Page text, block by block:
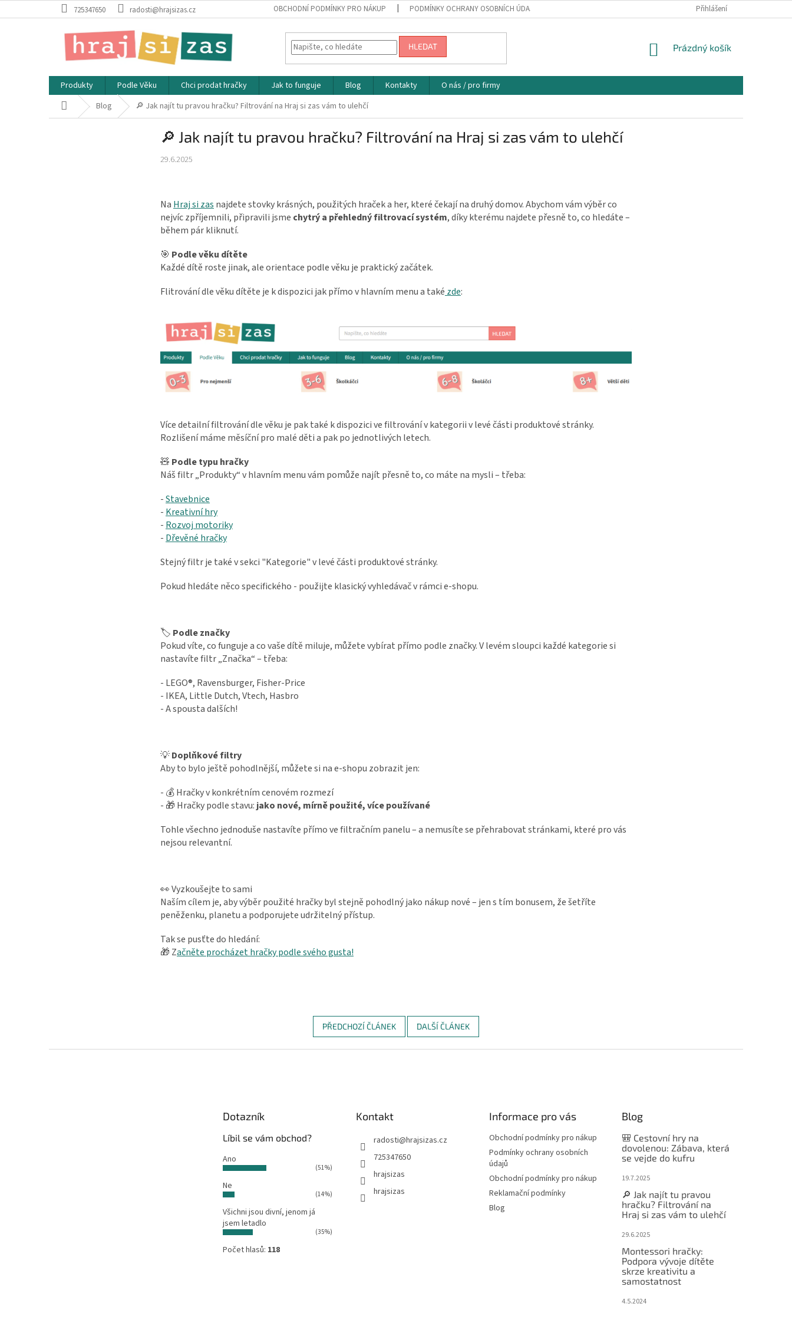
na
725347650 radosti@hrajsizas.cz OBCHODNÍ PODMÍNKY PRO NÁKUP PODMÍNKY OCHRANY OSOBNÍCH ÚDAJŮ REKLAMAČNÍ PODMÍNKY
Přihlášení
HLEDAT
NÁKUPNÍ
Prázdný košík
Produkty Podle Věku Chci prodat hračky Jak to funguje Blog Kontakty
O nás / pro firmy
Domů Blog 🔎 Jak najít tu pravou hračku? Filtrování na Hraj si zas vám to ulehčí
🔎 Jak najít tu pravou hračku? Filtrování na Hraj si zas vám to ulehčí
29.6.2025
Na Hraj si zas najdete stovky krásných, použitých hraček a her, které čekají na druhý domov. Abychom vám výběr co
nejvíc zpříjemnili, připravili jsme chytrý a přehledný filtrovací systém, díky kterému najdete přesně to, co hledáte –
během pár kliknutí.
🎯 Podle věku dítěte
Každé dítě roste jinak, ale orientace podle věku je praktický začátek.
Flitrování dle věku dítěte je k dispozici jak přímo v hlavním menu a také zde:
Více detailní filtrování dle věku je pak také k dispozici ve filtrování v kategorii v levé části produktové stránky.
Rozlišení máme měsíční pro malé děti a pak po jednotlivých letech.
🧸 Podle typu hračky
Náš filtr „Produkty“ v hlavním menu vám pomůže najít přesně to, co máte na mysli – třeba:
-Stavebnice
-Kreativní hry
-Rozvoj motoriky
-Dřevěné hračky
Stejný filtr je také v sekci "Kategorie" v levé části produktové stránky.
Pokud hledáte něco specifického - použijte klasický vyhledávač v rámci e-shopu.
🏷️ Podle značky
Pokud víte, co funguje a co vaše dítě miluje, můžete vybírat přímo podle značky. V levém sloupci každé kategorie si
nastavíte filtr „Značka“ – třeba:
- LEGO®, Ravensburger, Fisher-Price
- IKEA, Little Dutch, Vtech, Hasbro
- A spousta dalších!
💡Doplňkové filtry
Aby to bylo ještě pohodlnější, můžete si na e-shopu zobrazit jen:
- 💰 Hračky v konkrétním cenovém rozmezí
- 🎁 Hračky podle stavu:jako nové, mírně použité, více používané
Tohle všechno jednoduše nastavíte přímo ve filtračním panelu – a nemusíte se přehrabovat stránkami, které pro vás
nejsou relevantní.
👀 Vyzkoušejte to sami
Naším cílem je, aby výběr použité hračky byl stejně pohodlný jako nákup nové – jen s tím bonusem, že šetříte
peněženku, planetu a podporujete udržitelný přístup.
Tak se pusťte do hledání:
🎁 Začněte procházet hračky podle svého gusta!
PŘEDCHOZÍ ČLÁNEK DALŠÍ ČLÁNEK
Dotazník
Líbil se vám obchod?
Ano
(51%)
Ne
(14%)
Všichni jsou divní, jenom já
jsem letadlo
(35%)
Počet hlasů: 118
Kontakt
radosti@hrajsizas.cz
725347650
hrajsizas
hrajsizas
Informace pro vás
Obchodní podmínky pro nákup
Podmínky ochrany osobních
údajů
Obchodní podmínky pro nákup
Reklamační podmínky
Blog
Blog
🎒 Cestovní hry na
dovolenou: Zábava, která
se vejde do kufru
19.7.2025
🔎 Jak najít tu pravou
hračku? Filtrování na
Hraj si zas vám to ulehčí
29.6.2025
Montessori hračky:
Podpora vývoje dítěte
skrze kreativitu a
samostatnost
4.5.2024